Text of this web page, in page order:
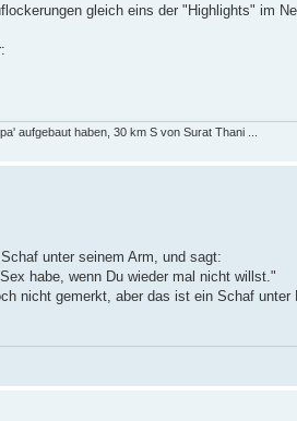
gleich eins der "Highlights" im
aufgebaut haben, 30 km S von Surat Thani ...
unter seinem Arm, und sagt:
habe, wenn Du wieder mal nicht willst."
nicht gemerkt, aber das ist ein Schaf unter